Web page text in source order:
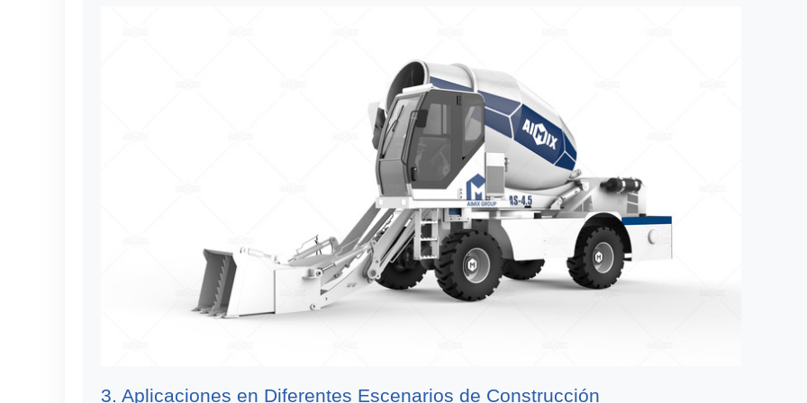
3. Aplicaciones en Diferentes Escenarios de Construcción